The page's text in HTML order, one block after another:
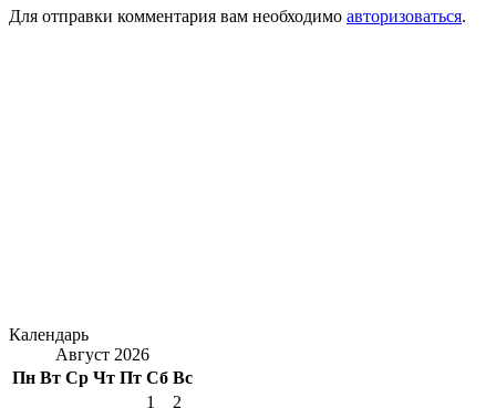
Для отправки комментария вам необходимо авторизоваться.
Календарь
Август 2026
Пн Вт Ср Чт Пт Сб Вс
1
2